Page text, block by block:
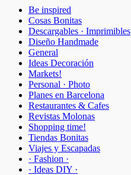
Be inspired
Cosas Bonitas
Descargables · Imprimibles
Diseño Handmade
General
Ideas Decoración
Markets!
Personal · Photo
Planes en Barcelona
Restaurantes & Cafes
Revistas Molonas
Shopping time!
Tiendas Bonitas
Viajes y Escapadas
· Fashion ·
· Ideas DIY ·